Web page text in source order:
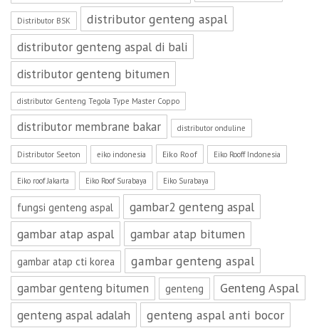
Distributor BSK
distributor genteng aspal
distributor genteng aspal di bali
distributor genteng bitumen
distributor Genteng Tegola Type Master Coppo
distributor membrane bakar distributor onduline
Distributor Seeton eiko indonesia Eiko Roof Eiko Rooff Indonesia
Eiko roof Jakarta Eiko Roof Surabaya Eiko Surabaya
fungsi genteng aspal
gambar2 genteng aspal
gambar atap aspal
gambar atap bitumen
gambar atap cti korea gambar genteng aspal
gambar genteng bitumen genteng
Genteng Aspal
genteng aspal adalah
genteng aspal anti bocor